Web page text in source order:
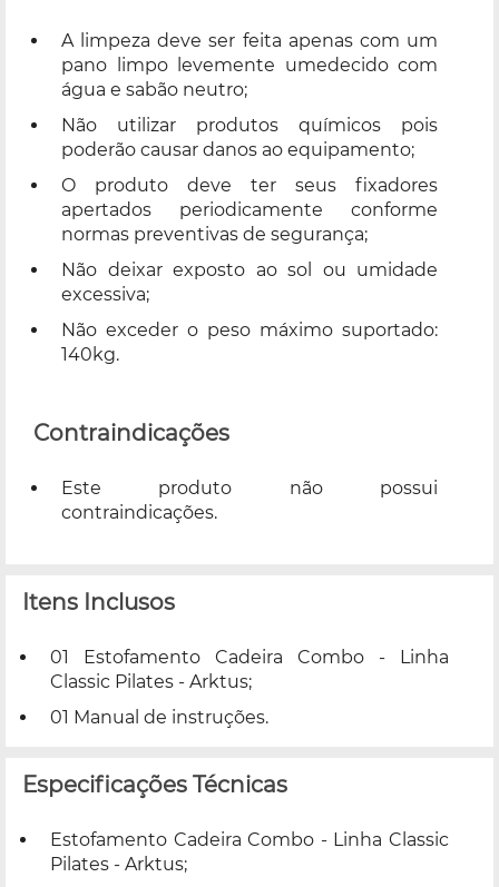
A limpeza deve ser feita apenas com um
pano limpo levemente umedecido com
água e sabão neutro;
Não utilizar produtos químicos pois
poderão causar danos ao equipamento;
O produto deve ter seus fixadores
apertados periodicamente conforme
normas preventivas de segurança;
Não deixar exposto ao sol ou umidade
excessiva;
Não exceder o peso máximo suportado:
140kg.
Contraindicações
Este produto não possui
contraindicações.
Itens Inclusos
01 Estofamento Cadeira Combo - Linha
Classic Pilates - Arktus;
01 Manual de instruções.
Especificações Técnicas
Estofamento Cadeira Combo - Linha Classic
Pilates - Arktus;